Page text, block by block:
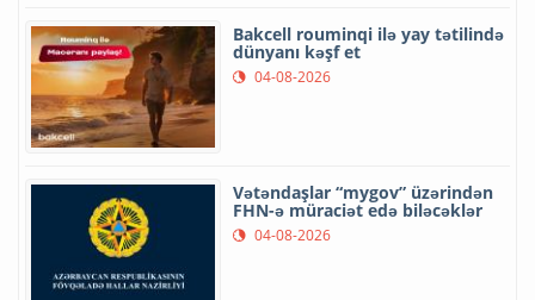
Bakcell rouminqi ilə yay tətilində
dünyanı kəşf et
04-08-2026
Vətəndaşlar “mygov” üzərindən
FHN-ə müraciət edə biləcəklər
04-08-2026